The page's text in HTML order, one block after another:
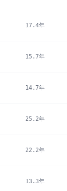
17.4年
15.7年
14.7年
25.2年
22.2年
13.3年